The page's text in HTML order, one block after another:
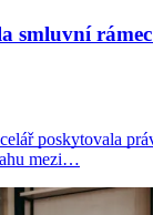
smluvní
poskytovala
mezi…